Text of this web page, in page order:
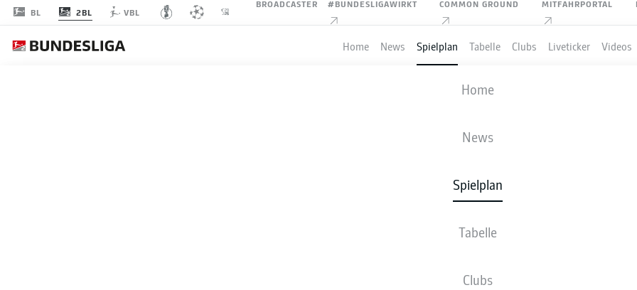
BL 2BL VBL
BROADCASTER #BUNDESLIGAWIRKT COMMON GROUND MITFAHRPORTAL
Home News Spielplan Tabelle Clubs Liveticker Videos
Home
News
Spielplan
Tabelle
Clubs
HERTHA BSC
AUFSTELLUNGEN